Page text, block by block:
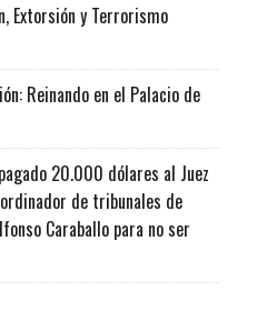
Extorsión y Terrorismo
Reinando en el Palacio de
20.000 dólares al Juez
de tribunales de
Caraballo para no ser